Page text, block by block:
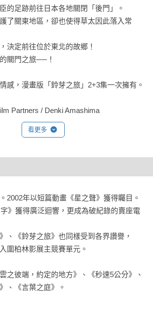
的足跡前往日本各地關閉「後門」。
了關東地區，卻也使得草太因此落入常
決定前往位於東北的故鄉！
關門之旅──！
感，漫畫版「鈴芽之旅」2+3集一次擁有。
Partners / Denki Amashima
看更多
2002年以短篇動畫《星之聲》獲得矚目。
》獲得廣泛迴響，更成為破紀錄的賣座電
、《鈴芽之旅》也同樣受到各界讚譽，
圍柏林影展主競賽單元。
之彼端，約定的地方》、《秒速5公分》、
、《言葉之庭》。